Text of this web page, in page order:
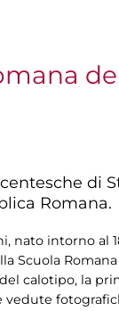
di
Romana.
nato intorno al
Scuola
calotipo, la